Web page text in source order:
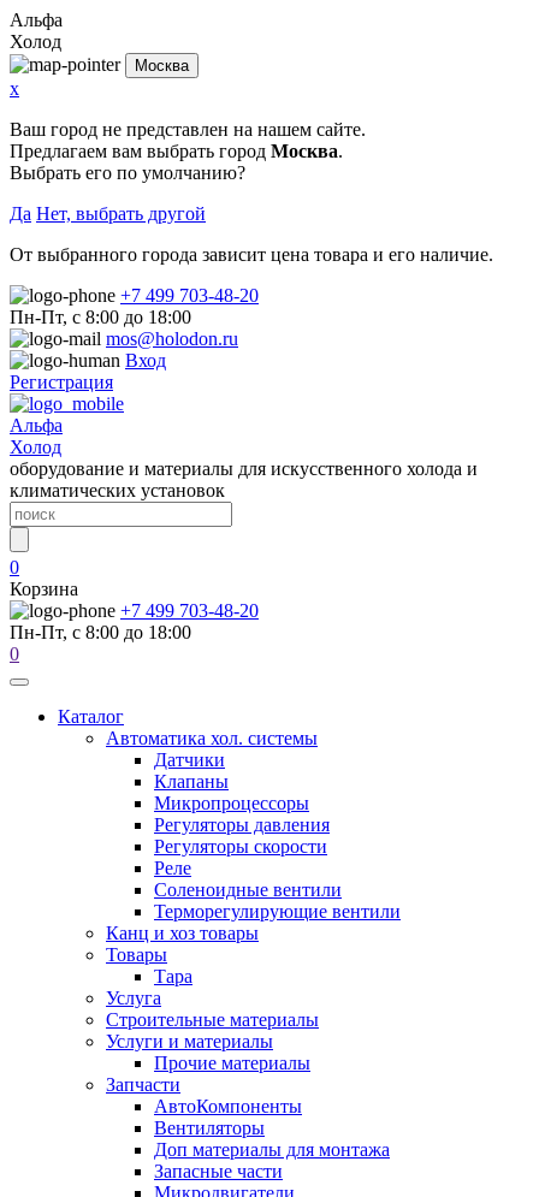
Альфа
Холод
Москва
x
Ваш город не представлен на нашем сайте.
Предлагаем вам выбрать город Москва.
Выбрать его по умолчанию?
Да Нет, выбрать другой
От выбранного города зависит цена товара и его наличие.
+7 499 703-48-20
Пн-Пт, с 8:00 до 18:00
mos@holodon.ru
Вход
Регистрация
Альфа
Холод
оборудование и материалы для искусственного холода и
климатических установок
0
Корзина
+7 499 703-48-20
Пн-Пт, с 8:00 до 18:00
0
Каталог
Автоматика хол. системы
Датчики
Клапаны
Микропроцессоры
Регуляторы давления
Регуляторы скорости
Реле
Соленоидные вентили
Терморегулирующие вентили
Канц и хоз товары
Товары
Тара
Услуга
Строительные материалы
Услуги и материалы
Прочие материалы
Запчасти
АвтоКомпоненты
Вентиляторы
Доп материалы для монтажа
Запасные части
Микродвигатели